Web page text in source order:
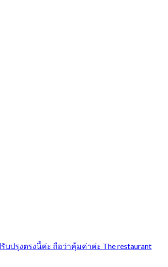
ปรุงตรงนี้ค่ะ ถือว่าคุ้มค่าค่ะ The restaurant